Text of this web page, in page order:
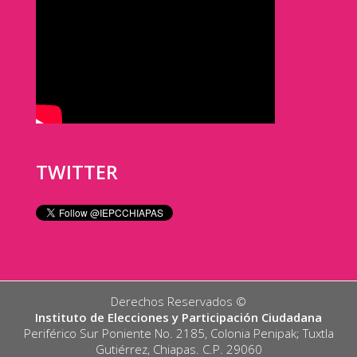
TWITTER
Derechos Reservados ©️
Instituto de Elecciones y Participación Ciudadana
Periférico Sur Poniente No. 2185, Colonia Penipak; Tuxtla
Gutiérrez, Chiapas. C.P. 29060